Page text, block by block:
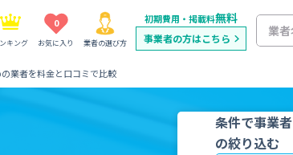
キング
0
お気に入り 業者の選び方
初期費用・掲載料無料
事業者の方はこちら
業者を料金と口コミで比較
条件で事業者
の絞り込む